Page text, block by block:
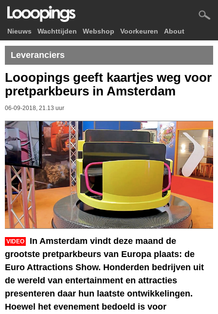
Nieuws Wachttijden Webshop Voorkeuren About
Leveranciers
Looopings geeft kaartjes weg voor
pretparkbeurs in Amsterdam
06-09-2018, 21.13 uur
VIDEO
In Amsterdam vindt deze maand de
grootste pretparkbeurs van Europa plaats: de
Euro Attractions Show. Honderden bedrijven uit
de wereld van entertainment en attracties
presenteren daar hun laatste ontwikkelingen.
Hoewel het evenement bedoeld is voor